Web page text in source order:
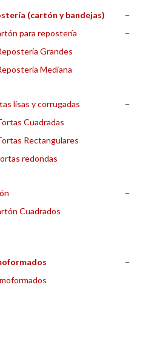
(cartón y bandejas)
−
para repostería
−
Grandes
Mediana
lisas y corrugadas
−
Cuadradas
Rectangulares
redondas
−
Cuadrados
−